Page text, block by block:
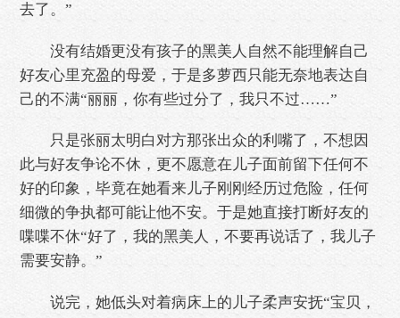
去了。”
没有结婚更没有孩子的黑美人自然不能理解自己
好友心里充盈的母爱，于是多萝西只能无奈地表达自
己的不满“丽丽，你有些过分了，我只不过……”
只是张丽太明白对方那张出众的利嘴了，不想因
此与好友争论不休，更不愿意在儿子面前留下任何不
好的印象，毕竟在她看来儿子刚刚经历过危险，任何
细微的争执都可能让他不安。于是她直接打断好友的
喋喋不休“好了，我的黑美人，不要再说话了，我儿子
需要安静。”
说完，她低头对着病床上的儿子柔声安抚“宝贝，